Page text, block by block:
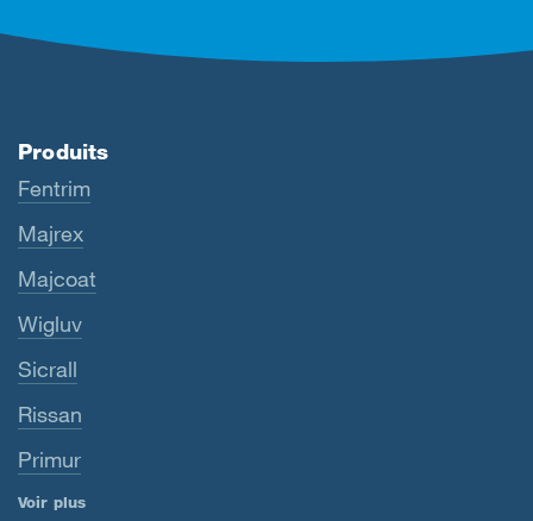
Produits
Fentrim
Majrex
Majcoat
Wigluv
Sicrall
Rissan
Primur
Voir plus